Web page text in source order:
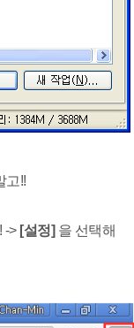
고!!
! ->[설정] 을 선택해